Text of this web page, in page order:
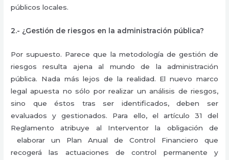
públicos locales.
2.- ¿Gestión de riesgos en la administración pública?
Por supuesto. Parece que la metodología de gestión de
riesgos resulta ajena al mundo de la administración
pública. Nada más lejos de la realidad. El nuevo marco
legal apuesta no sólo por realizar un análisis de riesgos,
sino que éstos tras ser identificados, deben ser
evaluados y gestionados. Para ello, el artículo 31 del
Reglamento atribuye al Interventor la obligación de
elaborar un Plan Anual de Control Financiero que
recogerá las actuaciones de control permanente y